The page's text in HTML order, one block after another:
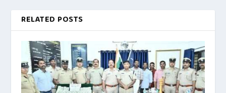
RELATED POSTS